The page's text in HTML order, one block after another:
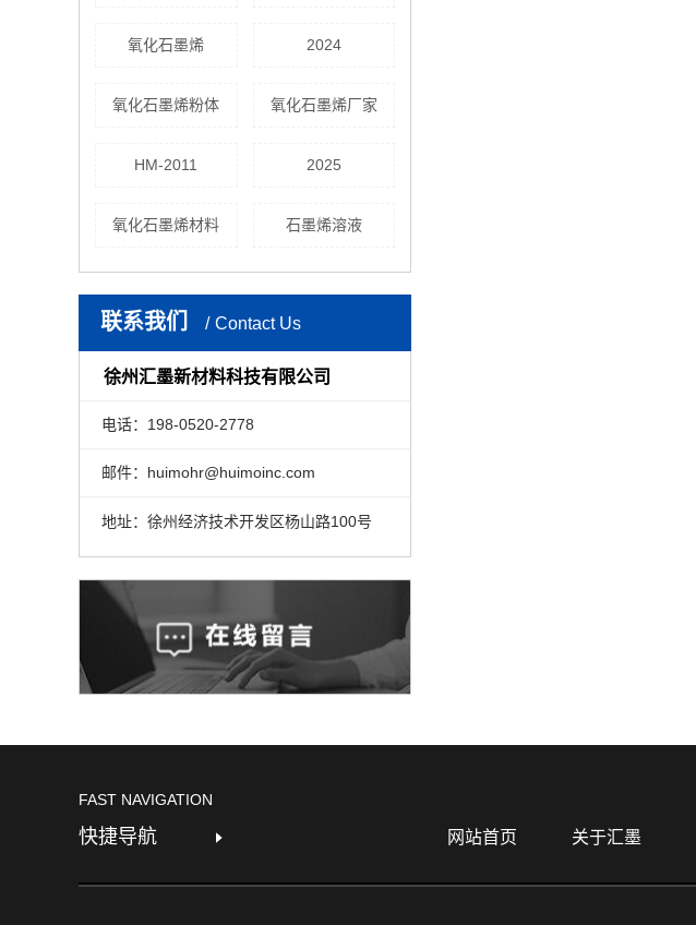
氧化石墨烯 2024
氧化石墨烯粉体 氧化石墨烯厂家
HM-2011 2025
氧化石墨烯材料 石墨烯溶液
联系我们 Contact Us
徐州汇墨新材料科技有限公司
电话：198-0520-2778
邮件：huimohr@huimoinc.com
地址：徐州经济技术开发区杨山路100号
FAST NAVIGATION
快捷导航 网站首页 关于汇墨